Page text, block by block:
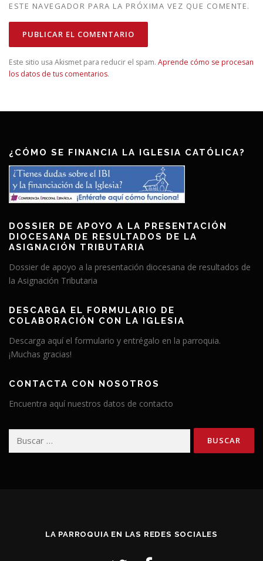
ESTE NAVEGADOR PARA LA PRÓXIMA VEZ QUE COMENTE.
Este sitio usa Akismet para reducir el spam. Aprende cómo se procesan
los datos de tus comentarios.
¿CÓMO SE FINANCIA LA IGLESIA CATÓLICA?
DOSSIER DE APOYO A LA PRESENTACIÓN
DIOCESANA DE RESULTADOS DE LA
ASIGNACIÓN TRIBUTARIA
Dossier de apoyo a la presentación diocesana de resultados de
la Asignación Tributaria
DESCARGA EL FORMULARIO DE
COLABORACIÓN CON LA IGLESIA
Descarga aquí el formulario y entrégalo en la parroquia.
¡Muchas gracias!
CONTACTA CON NOSOTROS
Encuentra aquí nuestros datos de contacto
LA PARROQUIA EN LAS REDES SOCIALES